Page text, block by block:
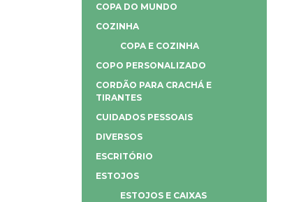
COPA DO MUNDO
COZINHA
COPA E COZINHA
COPO PERSONALIZADO
CORDÃO PARA CRACHÁ E
TIRANTES
CUIDADOS PESSOAIS
DIVERSOS
ESCRITÓRIO
ESTOJOS
ESTOJOS E CAIXAS